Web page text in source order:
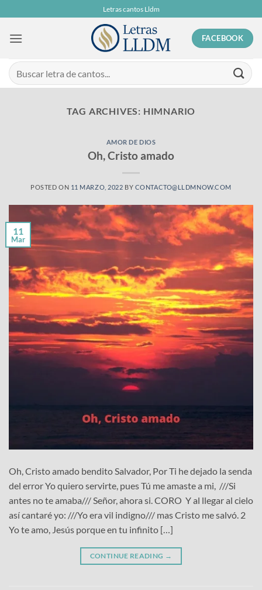
to
content
Letras cantos Lldm
FACEBOOK
TAG ARCHIVES: HIMNARIO
AMOR DE DIOS
Oh, Cristo amado
POSTED ON 11 MARZO, 2022 BY CONTACTO@LLDMNOW.COM
11
Mar
Oh, Cristo amado bendito Salvador, Por Ti he dejado la senda
del error Yo quiero servirte, pues Tú me amaste a mi, ///Si
antes no te amaba/// Señor, ahora si. CORO Y al llegar al cielo
así cantaré yo: ///Yo era vil indigno/// mas Cristo me salvó. 2
Yo te amo, Jesús porque en tu infinito […]
CONTINUE READING →